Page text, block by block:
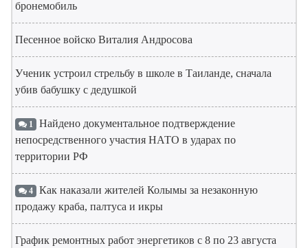
бронемобиль
Песенное войско Виталия Андросова
Ученик устроил стрельбу в школе в Таиланде, сначала
убив бабушку с дедушкой
1 Найдено документальное подтверждение
непосредственного участия НАТО в ударах по
территории РФ
4 Как наказали жителей Колымы за незаконную
продажу краба, палтуса и икры
График ремонтных работ энергетиков с 8 по 23 августа